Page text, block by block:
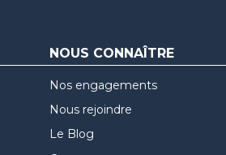
NOUS CONNAÎTRE
Nos engagements
Nous rejoindre
Le Blog